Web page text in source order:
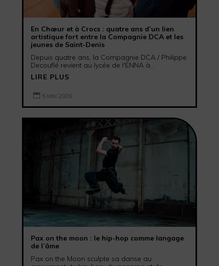
En Chœur et à Crocs : quatre ans d’un lien
artistique fort entre la Compagnie DCA et les
jeunes de Saint-Denis
Depuis quatre ans, la Compagnie DCA / Philippe
Decouflé revient au lycée de l'ENNA à...
LIRE PLUS
 5 Mai 2026
Pax on the moon : le hip-hop comme langage
de l’âme
Pax on the Moon sculpte sa danse au